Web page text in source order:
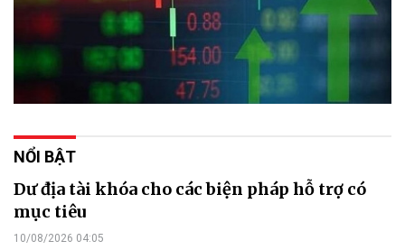
NỔI BẬT
Dư địa tài khóa cho các biện pháp hỗ trợ có
mục tiêu
10/08/2026 04:05